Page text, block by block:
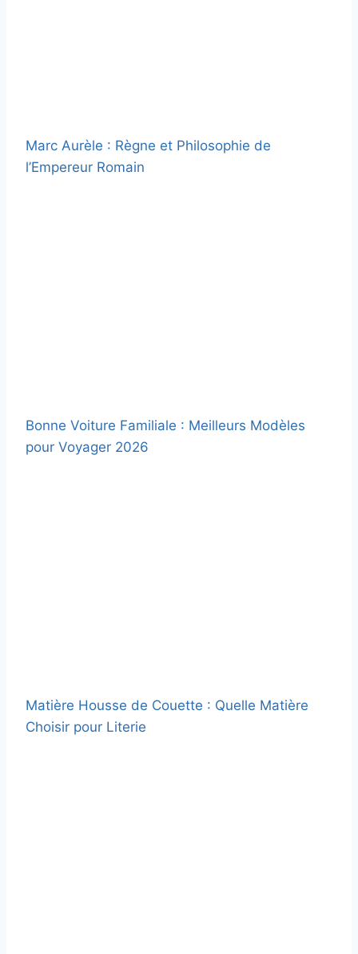
Marc Aurèle : Règne et Philosophie de
l’Empereur Romain
Bonne Voiture Familiale : Meilleurs Modèles
pour Voyager 2026
Matière Housse de Couette : Quelle Matière
Choisir pour Literie